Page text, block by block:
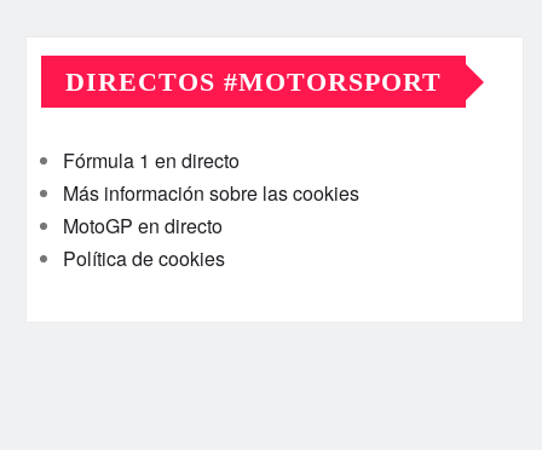
DIRECTOS #MOTORSPORT
Fórmula 1 en directo
Más información sobre las cookies
MotoGP en directo
Política de cookies